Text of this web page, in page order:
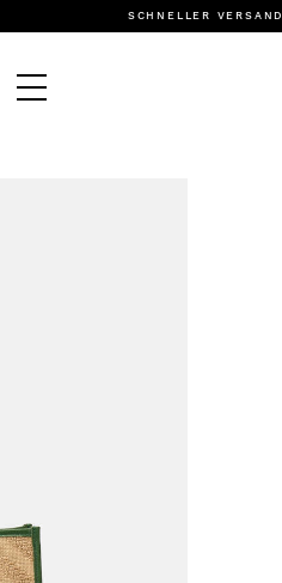
SCHNELLER VERSAND